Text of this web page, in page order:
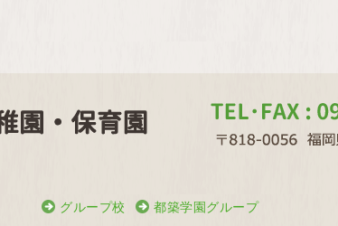
グループ校 都築学園グループ